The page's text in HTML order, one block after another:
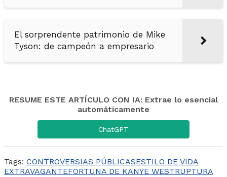
El sorprendente patrimonio de Mike
Tyson: de campeón a empresario
RESUME ESTE ARTÍCULO CON IA: Extrae lo esencial
automáticamente
ChatGPT
Tags: CONTROVERSIAS PÚBLICASESTILO DE VIDA
EXTRAVAGANTEFORTUNA DE KANYE WESTRUPTURA